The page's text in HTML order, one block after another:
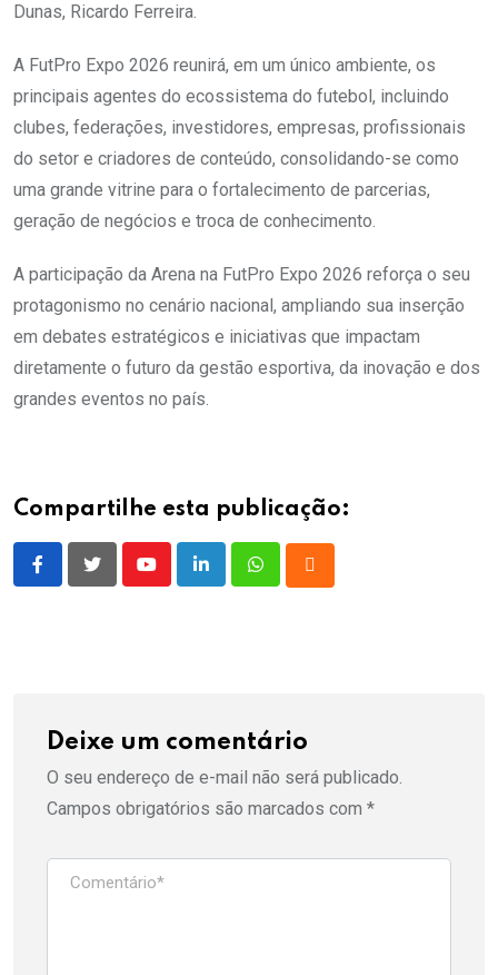
Dunas, Ricardo Ferreira.
A FutPro Expo 2026 reunirá, em um único ambiente, os
principais agentes do ecossistema do futebol, incluindo
clubes, federações, investidores, empresas, profissionais
do setor e criadores de conteúdo, consolidando-se como
uma grande vitrine para o fortalecimento de parcerias,
geração de negócios e troca de conhecimento.
A participação da Arena na FutPro Expo 2026 reforça o seu
protagonismo no cenário nacional, ampliando sua inserção
em debates estratégicos e iniciativas que impactam
diretamente o futuro da gestão esportiva, da inovação e dos
grandes eventos no país.
Compartilhe esta publicação:
YoutubeLinkedInWhatsapp
Deixe um comentário
O seu endereço de e-mail não será publicado.
Campos obrigatórios são marcados com *